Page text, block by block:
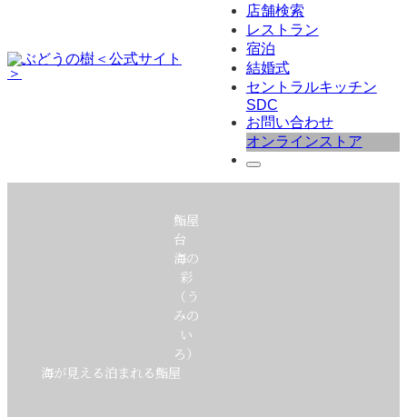
店舗検索
レストラン
宿泊
結婚式
セントラルキッチン
SDC
お問い合わせ
オンラインストア
鮨屋
台
海の
彩
（う
みの
い
ろ）
海が見える泊まれる鮨屋